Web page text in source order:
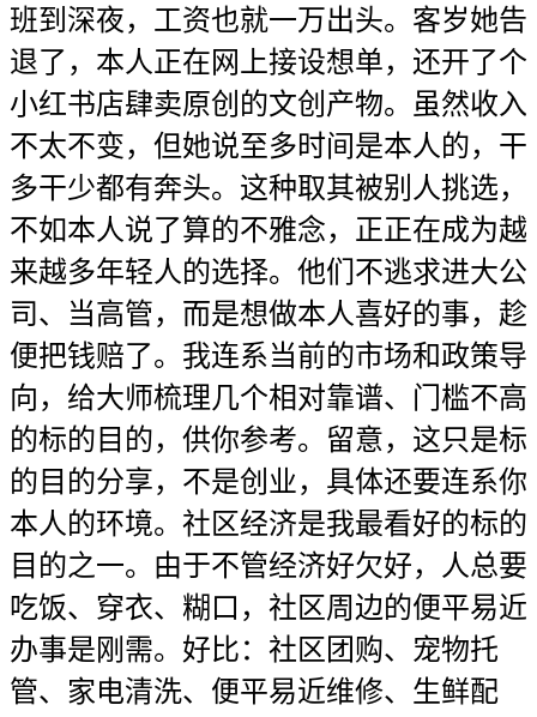
班到深夜，工资也就一万出头。客岁她告
退了，本人正在网上接设想单，还开了个
小红书店肆卖原创的文创产物。虽然收入
不太不变，但她说至多时间是本人的，干
多干少都有奔头。这种取其被别人挑选，
不如本人说了算的不雅念，正正在成为越
来越多年轻人的选择。他们不逃求进大公
司、当高管，而是想做本人喜好的事，趁
便把钱赔了。我连系当前的市场和政策导
向，给大师梳理几个相对靠谱、门槛不高
的标的目的，供你参考。留意，这只是标
的目的分享，不是创业，具体还要连系你
本人的环境。社区经济是我最看好的标的
目的之一。由于不管经济好欠好，人总要
吃饭、穿衣、糊口，社区周边的便平易近
办事是刚需。好比：社区团购、宠物托
管、家电清洗、便平易近维修、生鲜配